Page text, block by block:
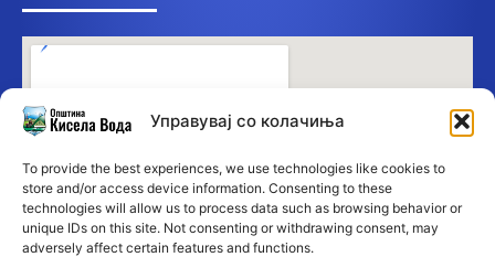
Управувај со колачиња
To provide the best experiences, we use technologies like cookies to
store and/or access device information. Consenting to these
technologies will allow us to process data such as browsing behavior or
unique IDs on this site. Not consenting or withdrawing consent, may
adversely affect certain features and functions.